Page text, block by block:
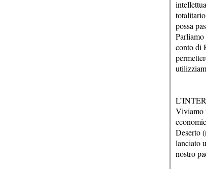
possa
conto di
Viviamo
Deserto
lanciato
nostro